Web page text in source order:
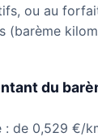
ou au
(barème
du
: de 0,529 €/